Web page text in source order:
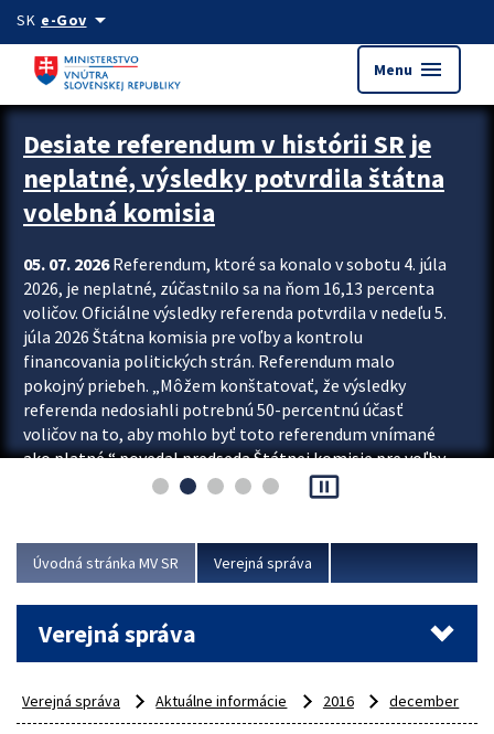
Preskocit na hlavný obsah
SK e-Govarrow_drop_down
Menu menu
Zastavit automatický posun upútavok
Desiate referendum v histórii SR je
neplatné, výsledky potvrdila štátna
volebná komisia
05. 07. 2026Referendum, ktoré sa konalo v sobotu 4. júla
2026, je neplatné, zúčastnilo sa na ňom 16,13 percenta
voličov. Oficiálne výsledky referenda potvrdila v nedeľu 5.
júla 2026 Štátna komisia pre voľby a kontrolu
financovania politických strán. Referendum malo
pokojný priebeh. „Môžem konštatovať, že výsledky
referenda nedosiahli potrebnú 50-percentnú účasť
voličov na to, aby mohlo byť toto referendum vnímané
ako platné,“ povedal predseda Štátnej komisie pre voľby
a kontrolu financovania politických...
pause_presentation
Úvodná stránka MV SR Verejná správa
Verejná správa
Verejná správa Aktuálne informácie 2016 december